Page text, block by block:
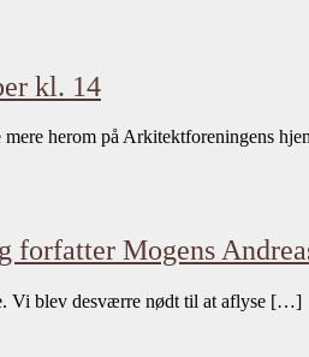
kl. 14
herom på Arkitektforeningens
Mogens
Vi blev desværre nødt til at aflyse […]